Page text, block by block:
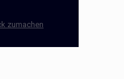
zumachen